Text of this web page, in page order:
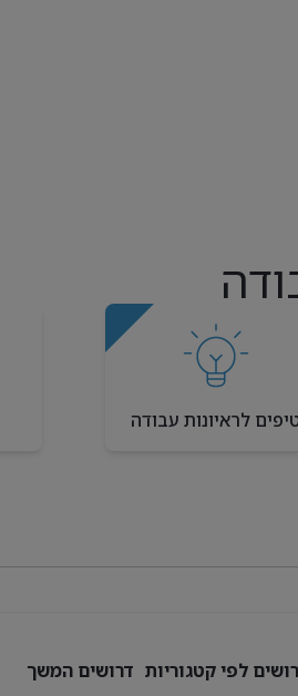
לראיונות עבודה
לפי קטגוריות דרושים המשך